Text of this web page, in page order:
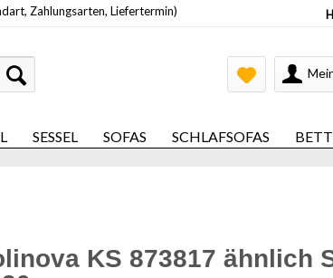
Zahlungsarten, Liefertermin)
SESSEL SOFAS SCHLAFSOFAS
KS 873817 ähnlich